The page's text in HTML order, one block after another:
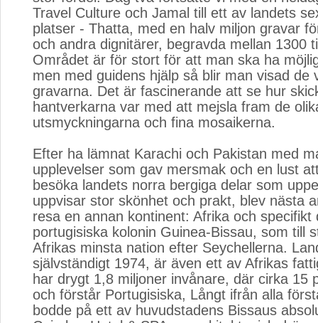
Travel Culture och Jamal till ett av landets
platser - Thatta, med en halv miljon gravar
och andra dignitärer, begravda mellan 1300
Området är för stort för att man ska ha
men med guidens hjälp så blir man visad de
gravarna. Det är fascinerande att se hur
hantverkarna var med att mejsla fram de
utsmyckningarna och fina mosaikerna.
Efter ha lämnat Karachi och Pakistan med
upplevelser som gav mersmak och en lust
besöka landets norra bergiga delar som
uppvisar stor skönhet och prakt, blev nästa
resa en annan kontinent: Afrika och specifikt
portugisiska kolonin Guinea-Bissau, som till
Afrikas minsta nation efter Seychellerna.
självständigt 1974, är även ett av Afrikas
har drygt 1,8 miljoner invånare, där cirka 15
och förstår Portugisiska, Långt ifrån alla
bodde på ett av huvudstadens Bissaus